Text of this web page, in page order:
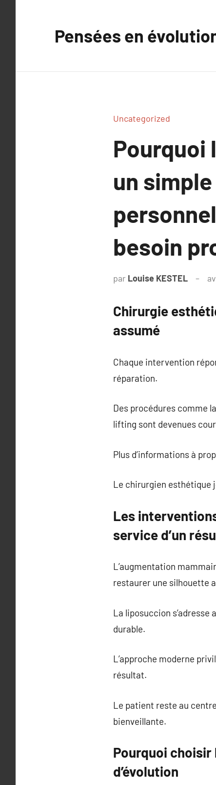
Pensées en
Uncategorized
Pourquoi
un
besoin
par Louise KESTEL
Chirurgie
assumé
Chaque intervention
réparation.
Des procédures comme
lifting sont devenues
Plus d’informations à
Le chirurgien esthétique
Les
service d’un
L’augmentation
restaurer une silhouette
La liposuccion
durable.
L’approche moderne
résultat.
Le patient reste au
bienveillante.
Pourquoi
d’évolution